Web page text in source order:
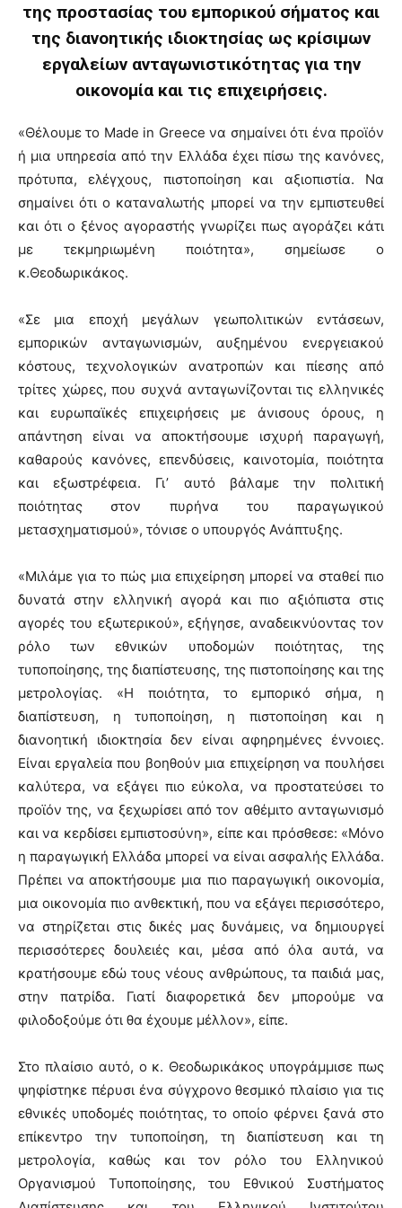
της προστασίας του εμπορικού σήματος και
της διανοητικής ιδιοκτησίας ως κρίσιμων
εργαλείων ανταγωνιστικότητας για την
οικονομία και τις επιχειρήσεις.
«Θέλουμε το Made in Greece να σημαίνει ότι ένα προϊόν
ή μια υπηρεσία από την Ελλάδα έχει πίσω της κανόνες,
πρότυπα, ελέγχους, πιστοποίηση και αξιοπιστία. Να
σημαίνει ότι ο καταναλωτής μπορεί να την εμπιστευθεί
και ότι ο ξένος αγοραστής γνωρίζει πως αγοράζει κάτι
με τεκμηριωμένη ποιότητα», σημείωσε ο
κ.Θεοδωρικάκος.
«Σε μια εποχή μεγάλων γεωπολιτικών εντάσεων,
εμπορικών ανταγωνισμών, αυξημένου ενεργειακού
κόστους, τεχνολογικών ανατροπών και πίεσης από
τρίτες χώρες, που συχνά ανταγωνίζονται τις ελληνικές
και ευρωπαϊκές επιχειρήσεις με άνισους όρους, η
απάντηση είναι να αποκτήσουμε ισχυρή παραγωγή,
καθαρούς κανόνες, επενδύσεις, καινοτομία, ποιότητα
και εξωστρέφεια. Γι’ αυτό βάλαμε την πολιτική
ποιότητας στον πυρήνα του παραγωγικού
μετασχηματισμού», τόνισε ο υπουργός Ανάπτυξης.
«Μιλάμε για το πώς μια επιχείρηση μπορεί να σταθεί πιο
δυνατά στην ελληνική αγορά και πιο αξιόπιστα στις
αγορές του εξωτερικού», εξήγησε, αναδεικνύοντας τον
ρόλο των εθνικών υποδομών ποιότητας, της
τυποποίησης, της διαπίστευσης, της πιστοποίησης και της
μετρολογίας. «Η ποιότητα, το εμπορικό σήμα, η
διαπίστευση, η τυποποίηση, η πιστοποίηση και η
διανοητική ιδιοκτησία δεν είναι αφηρημένες έννοιες.
Είναι εργαλεία που βοηθούν μια επιχείρηση να πουλήσει
καλύτερα, να εξάγει πιο εύκολα, να προστατεύσει το
προϊόν της, να ξεχωρίσει από τον αθέμιτο ανταγωνισμό
και να κερδίσει εμπιστοσύνη», είπε και πρόσθεσε: «Μόνο
η παραγωγική Ελλάδα μπορεί να είναι ασφαλής Ελλάδα.
Πρέπει να αποκτήσουμε μια πιο παραγωγική οικονομία,
μια οικονομία πιο ανθεκτική, που να εξάγει περισσότερο,
να στηρίζεται στις δικές μας δυνάμεις, να δημιουργεί
περισσότερες δουλειές και, μέσα από όλα αυτά, να
κρατήσουμε εδώ τους νέους ανθρώπους, τα παιδιά μας,
στην πατρίδα. Γιατί διαφορετικά δεν μπορούμε να
φιλοδοξούμε ότι θα έχουμε μέλλον», είπε.
Στο πλαίσιο αυτό, ο κ. Θεοδωρικάκος υπογράμμισε πως
ψηφίστηκε πέρυσι ένα σύγχρονο θεσμικό πλαίσιο για τις
εθνικές υποδομές ποιότητας, το οποίο φέρνει ξανά στο
επίκεντρο την τυποποίηση, τη διαπίστευση και τη
μετρολογία, καθώς και τον ρόλο του Ελληνικού
Οργανισμού Τυποποίησης, του Εθνικού Συστήματος